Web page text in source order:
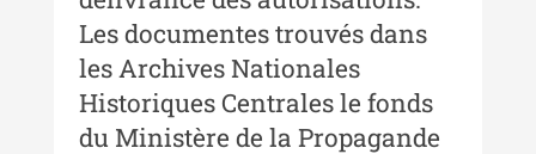
Buletinul Centrului de Cercetare
și Conservare-Restaurare a
Patrimoniului - 2019
Indexul Complet
Les documentes trouvés dans
les Archives Nationales
Historiques Centrales le fonds
du Ministère de la Propagande